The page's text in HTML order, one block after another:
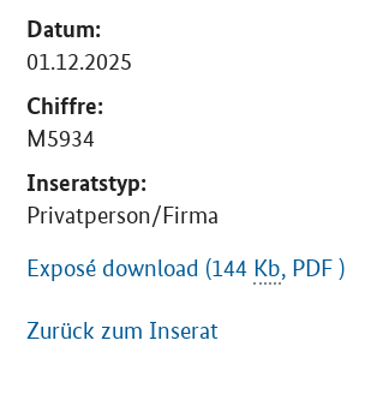
Datum:
01.12.2025
Chiffre:
M5934
Inseratstyp:
Privatperson/Firma
Exposé download (144 Kb, PDF )
Zurück zum Inserat